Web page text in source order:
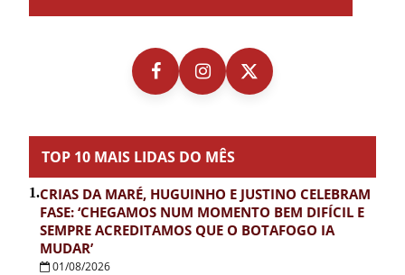
TOP 10 MAIS LIDAS DO MÊS
1.CRIAS DA MARÉ, HUGUINHO E JUSTINO CELEBRAM
FASE: ‘CHEGAMOS NUM MOMENTO BEM DIFÍCIL E
SEMPRE ACREDITAMOS QUE O BOTAFOGO IA
MUDAR’
01/08/2026